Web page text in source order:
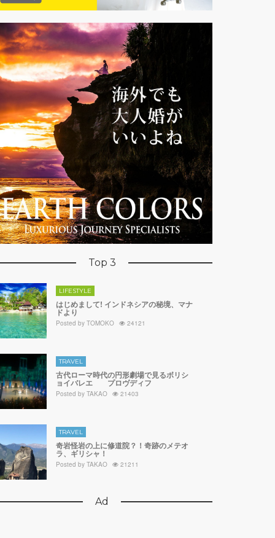
Top 3
LIFESTYLE
はじめまして! インドネシアの秘境、マナ
ドより
Posted by TOMOKO 24121
TRAVEL
古代ローマ時代の円形劇場で見るボリシ
ョイバレエ プロヴディフ
Posted by TAKAO 21403
TRAVEL
奇岩怪岩の上に修道院？！奇跡のメテオ
ラ、ギリシャ！
Posted by TAKAO 21211
Ad